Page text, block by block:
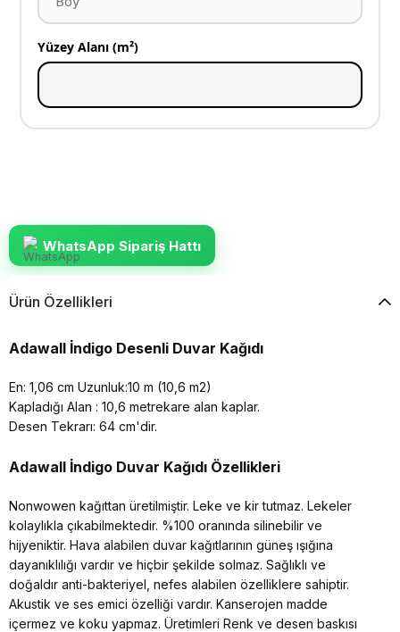
Yüzey Alanı (m²)
WhatsApp Sipariş Hattı
Ürün Özellikleri
Adawall İndigo Desenli Duvar Kağıdı
En: 1,06 cm Uzunluk:10 m (10,6 m2)
Kapladığı Alan : 10,6 metrekare alan kaplar.
Desen Tekrarı: 64 cm'dir.
Adawall İndigo Duvar Kağıdı Özellikleri
Nonwowen kağıttan üretilmiştir. Leke ve kir tutmaz. Lekeler
kolaylıkla çıkabilmektedir. %100 oranında silinebilir ve
hijyeniktir. Hava alabilen duvar kağıtlarının güneş ışığına
dayanıklılığı vardır ve hiçbir şekilde solmaz. Sağlıklı ve
doğaldır anti-bakteriyel, nefes alabilen özelliklere sahiptir.
Akustik ve ses emici özelliği vardır. Kanserojen madde
içermez ve koku yapmaz. Üretimleri Renk ve desen baskısı